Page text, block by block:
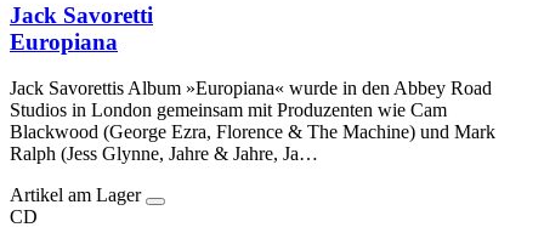
Jack Savoretti
Europiana
Jack Savorettis Album »Europiana« wurde in den Abbey Road
Studios in London gemeinsam mit Produzenten wie Cam
Blackwood (George Ezra, Florence & The Machine) und Mark
Ralph (Jess Glynne, Jahre & Jahre, Ja…
Artikel am Lager
CD